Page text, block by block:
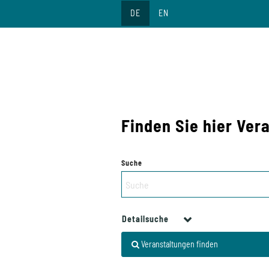
DE EN
Finden Sie hier
Suche
Detailsuche
Veranstaltungen finden